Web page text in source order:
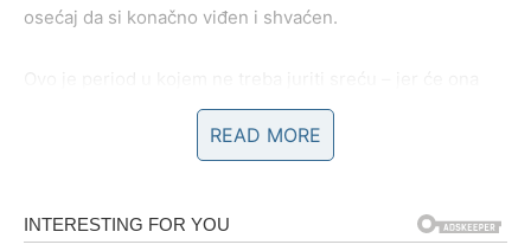
osećaj da si konačno viđen i shvaćen.
sama doći do tebe. Svaki put kada pokušaš da forsiraš, da
ubrzaš, da guraš – možeš poremetiti tok. Ali kada pustiš,
READ MORE